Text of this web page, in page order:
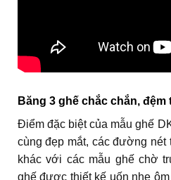
Băng 3 ghế chắc chắn,
Điểm đặc biệt của mẫu ghế
cùng đẹp mắt, các đường nét
khác với các mẫu ghế chờ
ghế được thiết kế uốn nhẹ